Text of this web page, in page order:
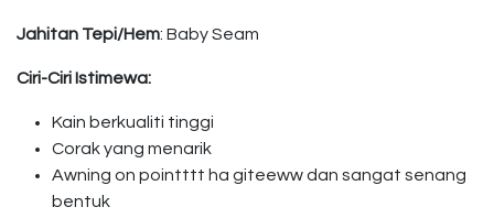
Jahitan Tepi/Hem: Baby Seam
Ciri-Ciri Istimewa:
Kain berkualiti tinggi
Corak yang menarik
Awning on pointttt ha giteeww dan sangat senang
bentuk